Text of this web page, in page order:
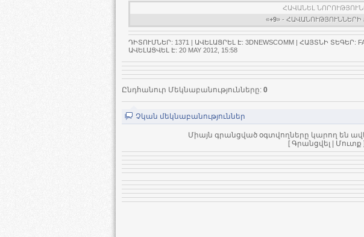
ՀԱՎԱՆԵԼ
«+9» - ՀԱՎԱՆՈՒԹՅՈՒՆՆԵՐԻ
ԴԻՏՈՒՄՆԵՐ: 1371 | ԱՎԵԼԱՑՐԵԼ Է: 3DNEWSCOMM | ՀԱՅՏՆԻ ՏԵԳԵՐ:
ԱՎԵԼԱՑՎԵԼ Է: 20 MAY 2012, 15:58
Ընդհանուր Մեկնաբանությունները: 0
Չկան մեկնաբանություններ
Միայն գրանցված օգտվողները կարող են
[Գրանցվել Մուտք ]